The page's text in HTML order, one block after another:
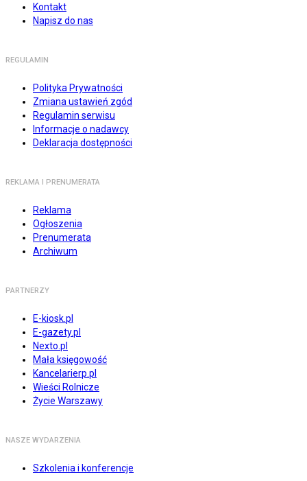
Kontakt
Napisz do nas
REGULAMIN
Polityka Prywatności
Zmiana ustawień zgód
Regulamin serwisu
Informacje o nadawcy
Deklaracja dostępności
REKLAMA I PRENUMERATA
Reklama
Ogłoszenia
Prenumerata
Archiwum
PARTNERZY
E-kiosk.pl
E-gazety.pl
Nexto.pl
Mała księgowość
Kancelarierp.pl
Wieści Rolnicze
Życie Warszawy
NASZE WYDARZENIA
Szkolenia i konferencje